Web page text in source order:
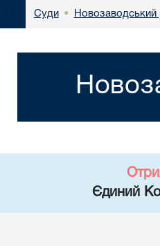
Суди • Новозаводський
Єдиний